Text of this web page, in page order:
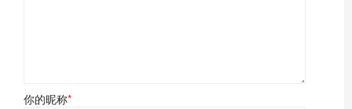
你的昵称*